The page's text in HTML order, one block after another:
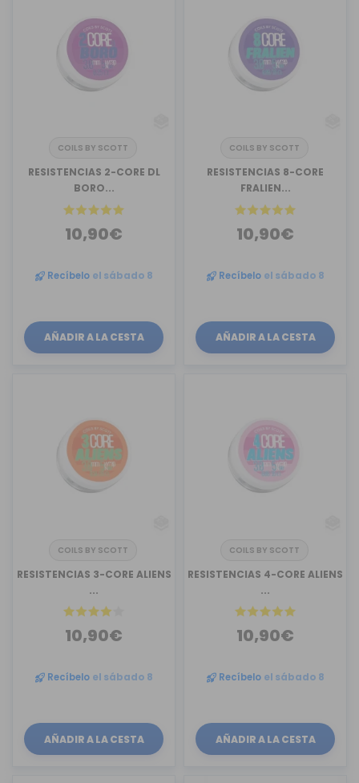
COILS BY SCOTT
RESISTENCIAS 2-CORE DL
BORO...
10,90€
Recíbelo el sábado 8
AÑADIR A LA CESTA
COILS BY SCOTT
RESISTENCIAS 8-CORE
FRALIEN...
10,90€
Recíbelo el sábado 8
AÑADIR A LA CESTA
COILS BY SCOTT
RESISTENCIAS 3-CORE ALIENS
...
10,90€
Recíbelo el sábado 8
AÑADIR A LA CESTA
COILS BY SCOTT
RESISTENCIAS 4-CORE ALIENS
...
10,90€
Recíbelo el sábado 8
AÑADIR A LA CESTA